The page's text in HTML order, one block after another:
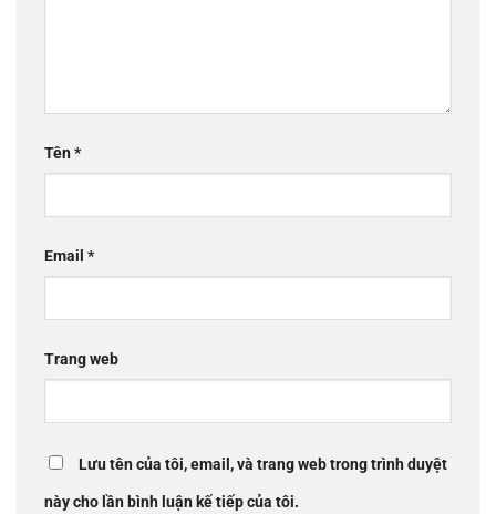
Tên*
Email *
Trang web
Lưu tên của tôi, email, và trang web trong trình duyệt
này cho lần bình luận kế tiếp của tôi.